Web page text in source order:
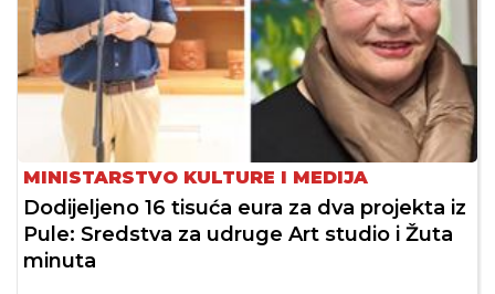
MINISTARSTVO KULTURE I MEDIJA
Dodijeljeno 16 tisuća eura za dva projekta iz
Pule: Sredstva za udruge Art studio i Žuta
minuta